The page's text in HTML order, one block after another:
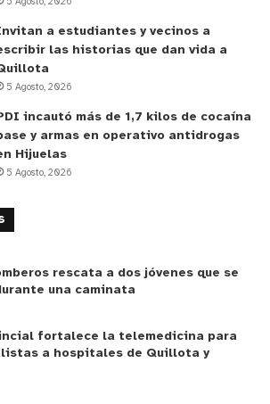
a estudiantes y vecinos a
las historias que dan vida a
5 Agosto, 2026
incautó más de 1,7 kilos de cocaína
y armas en operativo antidrogas
Hijuelas
5 Agosto, 2026
rescata a dos jóvenes que se
una caminata
fortalece la telemedicina para
a hospitales de Quillota y